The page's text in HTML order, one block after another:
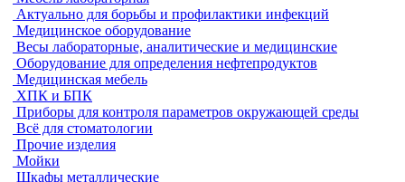
Актуально для борьбы и профилактики инфекций
Медицинское оборудование
Весы лабораторные, аналитические и медицинские
Оборудование для определения нефтепродуктов
Медицинская мебель
ХПК и БПК
Приборы для контроля параметров окружающей среды
Всё для стоматологии
Прочие изделия
Мойки
Шкафы металлические